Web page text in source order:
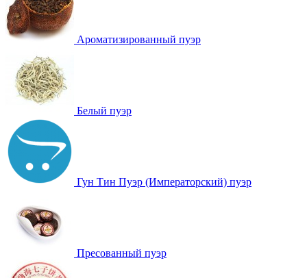
Ароматизированный пуэр
Белый пуэр
Гун Тин Пуэр (Императорский) пуэр
Пресованный пуэр